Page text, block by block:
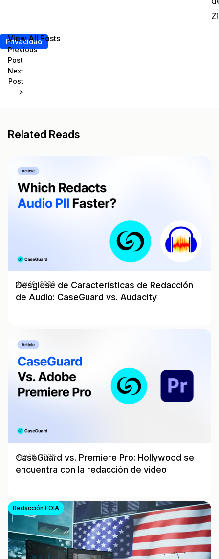
Privacidad
<
Previous
Post
Next
Post
>
View All Posts
Related Reads
Desglose de Características de Redacción
de Audio: CaseGuard vs. Audacity
July 16, 2026
CaseGuard vs. Premiere Pro: Hollywood se
encuentra con la redacción de video
July 16, 2026
Redacción FOIA